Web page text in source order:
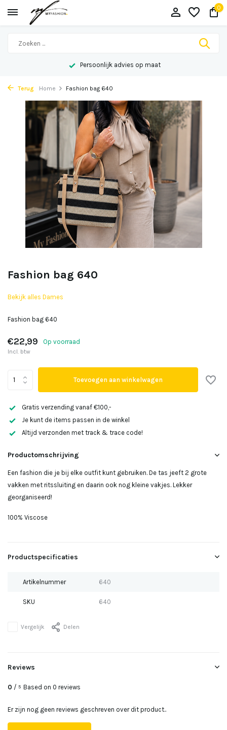
0
Persoonlijk advies op maat
Terug Home Fashion bag 640
Fashion bag 640
Bekijk alles Dames
Fashion bag 640
€22,99 Op voorraad
Incl. btw
Toevoegen aan winkelwagen
Gratis verzending vanaf €100,-
Je kunt de items passen in de winkel
Altijd verzonden met track & trace code!
Productomschrijving
Een fashion die je bij elke outfit kunt gebruiken. De tas jeeft 2 grote
vakken met ritssluiting en daarin ook nog kleine vakjes. Lekker
georganiseerd!
100% Viscose
Productspecificaties
Artikelnummer 640
SKU 640
Vergelijk Delen
Reviews
0 / 5 Based on 0 reviews
Er zijn nog geen reviews geschreven over dit product..